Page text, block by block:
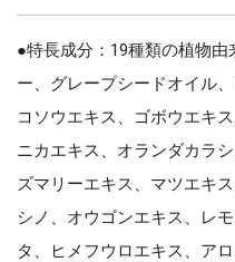
●特長成分：19種類の植物
ー、グレープシードオイル
コソウエキス、ゴボウエキ
ニカエキス、オランダカラ
ズマリーエキス、マツエキ
シノ、オウゴンエキス、レ
タ、ヒメフウロエキス、ア